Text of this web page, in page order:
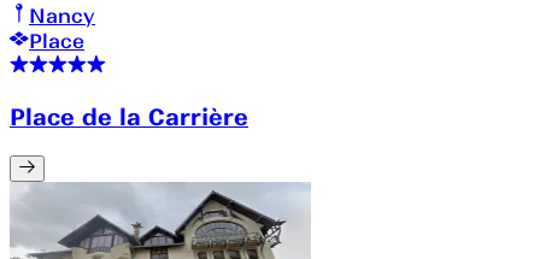
Nancy
Place
Place de la Carrière